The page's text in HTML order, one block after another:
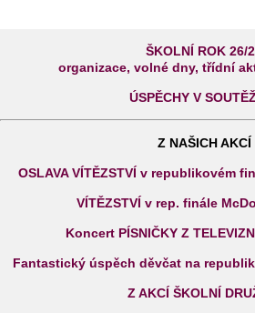
ŠKOLNÍ ROK 26/
organizace, volné dny, třídní
ÚSPĚCHY V
Z NAŠICH AKCÍ
OSLAVA VÍTĚZSTVÍ v republikovém
VÍTĚZSTVÍ v rep. finále
Koncert PÍSNIČKY Z
Fantastický úspěch děvčat na
Z AKCÍ ŠKOLNÍ